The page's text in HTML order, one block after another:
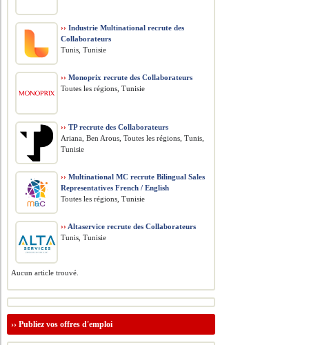
›› Industrie Multinational recrute des
Collaborateurs
Tunis, Tunisie
›› Monoprix recrute des Collaborateurs
Toutes les régions, Tunisie
›› TP recrute des Collaborateurs
Ariana, Ben Arous, Toutes les régions, Tunis,
Tunisie
›› Multinational MC recrute Bilingual Sales
Representatives French / English
Toutes les régions, Tunisie
›› Altaservice recrute des Collaborateurs
Tunis, Tunisie
Aucun article trouvé.
››Publiez vos offres d'emploi